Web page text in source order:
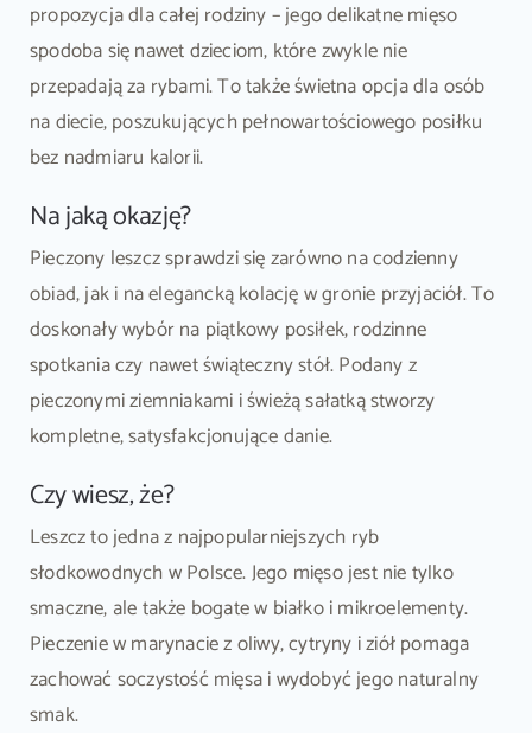
propozycja dla całej rodziny – jego delikatne mięso
spodoba się nawet dzieciom, które zwykle nie
przepadają za rybami. To także świetna opcja dla osób
na diecie, poszukujących pełnowartościowego posiłku
bez nadmiaru kalorii.
Na jaką okazję?
Pieczony leszcz sprawdzi się zarówno na codzienny
obiad, jak i na elegancką kolację w gronie przyjaciół. To
doskonały wybór na piątkowy posiłek, rodzinne
spotkania czy nawet świąteczny stół. Podany z
pieczonymi ziemniakami i świeżą sałatką stworzy
kompletne, satysfakcjonujące danie.
Czy wiesz, że?
Leszcz to jedna z najpopularniejszych ryb
słodkowodnych w Polsce. Jego mięso jest nie tylko
smaczne, ale także bogate w białko i mikroelementy.
Pieczenie w marynacie z oliwy, cytryny i ziół pomaga
zachować soczystość mięsa i wydobyć jego naturalny
smak.